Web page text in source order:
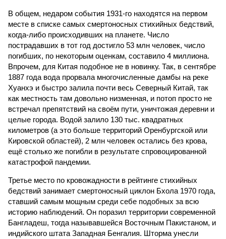
В общем, недаром события 1931-го находятся на первом
месте в списке самых смертоносных стихийных бедствий,
когда-либо происходивших на планете. Число
пострадавших в тот год достигло 53 млн человек, число
погибших, по некоторым оценкам, составило 4 миллиона.
Впрочем, для Китая подобное не в новинку. Так, в сентябре
1887 года вода прорвала многочисленные дамбы на реке
Хуанхэ и быстро залила почти весь Северный Китай, так
как местность там довольно низменная, и потоп просто не
встречал препятствий на своём пути, уничтожая деревни и
целые города. Водой залило 130 тыс. квадратных
километров (а это больше территорий Оренбургской или
Кировской областей), 2 млн человек остались без крова,
ещё столько же погибли в результате спровоцированной
катастрофой пандемии.
Третье место по кровожадности в рейтинге стихийных
бедствий занимает смертоносный циклон Бхола 1970 года,
ставший самым мощным среди себе подобных за всю
историю наблюдений. Он поразил территории современной
Бангладеш, тогда называвшейся Восточным Пакистаном, и
индийского штата Западная Бенгалия. Шторма унесли